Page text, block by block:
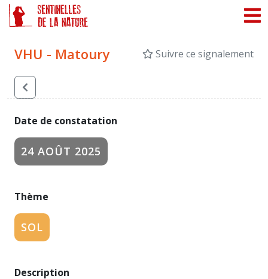
VHU - Matoury Suivre ce signalement
Date de constatation
24 AOÛT 2025
Thème
SOL
Description
Panneau de gestion des cookies